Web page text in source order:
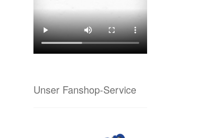
Unser Fanshop-Service